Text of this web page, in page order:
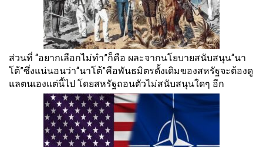
ส่วนที่ “อยากเลือกไม่ทำ”ก็คือ ผละจากนโยบายสนับสนุน“นา
โต้”ซึ่งแน่นอนว่า“นาโต้”คือพันธมิตรดั้งเดิมของสหรัฐจะต้องดู
แลตนเองแต่นี้ไป โดยสหรัฐถอนตัวไม่สนับสนุนใดๆ อีก